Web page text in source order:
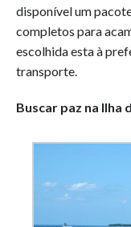
disponível um
completos para
escolhida esta à
transporte.
Buscar paz na Ilha